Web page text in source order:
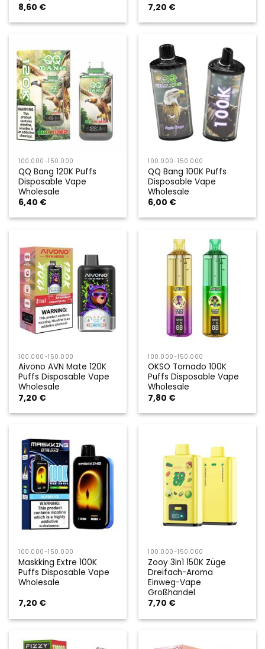
8,60 €
7,20 €
100.000-150.000
QQ Bang 120K Puffs
Disposable Vape
Wholesale
6,40 €
100.000-150.000
QQ Bang 100K Puffs
Disposable Vape
Wholesale
6,00 €
100.000-150.000
Aivono AVN Mate 120K
Puffs Disposable Vape
Wholesale
7,20 €
100.000-150.000
OKSO Tornado 100K
Puffs Disposable Vape
Wholesale
7,80 €
100.000-150.000
Maskking Extre 100K
Puffs Disposable Vape
Wholesale
7,20 €
100.000-150.000
Zooy 3in1 150K Züge
Dreifach-Aroma
Einweg-Vape
Großhandel
7,70 €